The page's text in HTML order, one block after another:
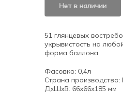
Нет в наличии
51 глянцевых
укрывистость на
форма баллона.
Фасовка: 0,4л
Страна производства:
ДxШxВ: 66x66x185 мм